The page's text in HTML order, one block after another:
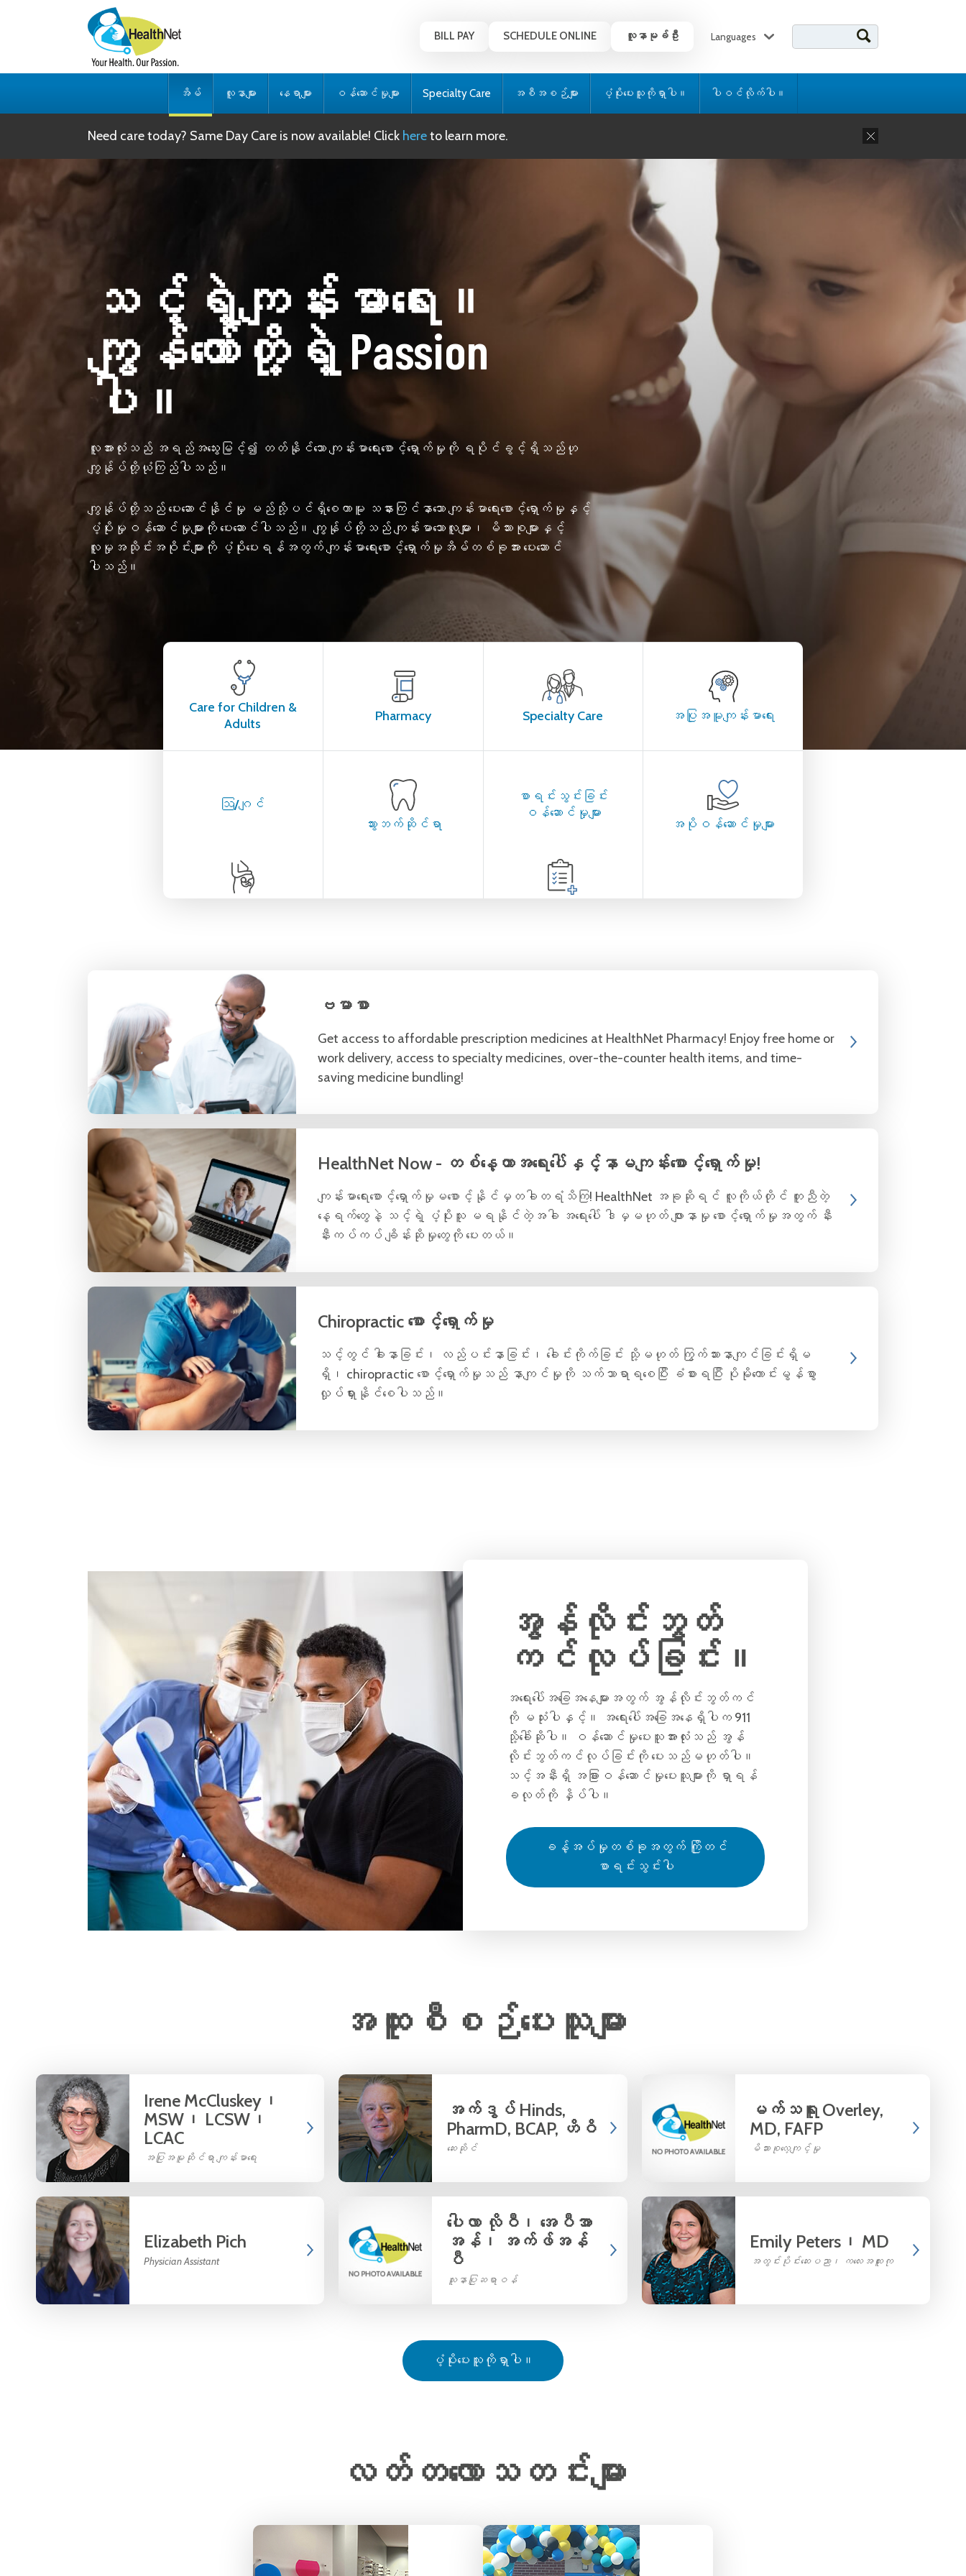
BILL PAY SCHEDULE ONLINE လူနာမုခ်ဦး Languages
Search for:
အိမ် လူနာများ နေရာများ ဝန်ဆောင်မှုများ Specialty Care အစီအစဉ်များ ပံ့ပိုးပေးသူကိုရှာပါ။ ပါဝင်လိုက်ပါ။
Need care today? Same Day Care is now available! Click hereto learn more.
သင့်ရဲ့ကျန်းမာရေး။
ကျွန်တော်တို့ရဲ့ Passion
ပါ။
လူအားလုံးသည် အရည်အသွေးမြင့်၍ တတ်နိုင်သော ကျန်းမာရေးစောင့်ရှောက်မှုကို ရပိုင်ခွင့်ရှိသည်ဟု
ကျွန်ုပ်တို့ယုံကြည်ပါသည်။
ကျွန်ုပ်တို့သည် ပေးဆောင်နိုင်မှု မည်သို့ပင်ရှိစေကာမူ သနားကြင်နာသော ကျန်းမာရေးစောင့်ရှောက်မှုနှင့်
ပံ့ပိုးမှုဝန်ဆောင်မှုများကို ပေးဆောင်ပါသည်။ ကျွန်ုပ်တို့သည် ကျန်းမာသောလူများ၊ မိသားစုများနှင့်
လူမှုအသိုင်းအဝိုင်းများကို ပံ့ပိုးပေးရန်အတွက် ကျန်းမာရေးစောင့်ရှောက်မှုအိမ်တစ်ခုအား ပေးဆောင်
ပါသည်။
Care for Children &
Adults
Pharmacy Specialty Care အပြုအမူကျန်းမာရေး
ဩ/ဂျင်
သွားဘက်ဆိုင်ရာ
စာရင်းသွင်းခြင်း
ဝန်ဆောင်မှုများ
အပိုဝန်ဆောင်မှုများ
ဗမာစာ
Get access to affordable prescription medicines at HealthNet Pharmacy! Enjoy free home or
work delivery, access to specialty medicines, over-the-counter health items, and time-
saving medicine bundling!
HealthNet Now - တစ်နေ့တာအရေးပေါ်နှင့်နာမကျန်းစောင့်ရှောက်မှု!
ကျန်းမာရေးစောင့်ရှောက်မှုမစောင့်နိုင်မှတခါတရံသိကြ! HealthNet အခုဆိုရင် လူကိုယ်တိုင် တူညီတဲ့
နေ့ရက်တွေနဲ့ သင့်ရဲ့ ပံ့ပိုးသူ မရနိုင်တဲ့အခါ အရေးပေါ် ဒါမှမဟုတ် ဖျားနာမှု စောင့်ရှောက်မှုအတွက် နီး
နီးကပ်ကပ် ချိန်းဆိုမှုတွေကို ပေးတယ်။
Chiropractic စောင့်ရှောက်မှု
သင့်တွင် ခါးနာခြင်း၊ လည်ပင်းနာခြင်း၊ ခေါင်းကိုက်ခြင်း သို့မဟုတ် ကြွက်သားနာကျင်ခြင်းရှိမ
ရှိ၊ chiropractic စောင့်ရှောက်မှုသည် နာကျင်မှုကို သက်သာရာရစေပြီး ခံစားရပြီး ပိုမိုကောင်းမွန်စွာ
လှုပ်ရှားနိုင်စေပါသည်။
အွန်လိုင်းဘွတ်
ကင်လုပ်ခြင်း။
အရေးပေါ်အခြေအနေများအတွက် အွန်လိုင်းဘွတ်ကင်
ကို မသုံးပါနှင့်။ အရေးပေါ်အခြေအနေရှိပါက 911
သို့ခေါ်ဆိုပါ။ ဝန်ဆောင်မှုပေးသူအားလုံးသည် အွန်
လိုင်းဘွတ်ကင်လုပ်ခြင်းကို ပေးသည်မဟုတ်ပါ။
သင့်အနီးရှိ အခြားဝန်ဆောင်မှုပေးသူများကို ရှာရန်
ခလုတ်ကို နှိပ်ပါ။
ခန့်အပ်မှုတစ်ခုအတွက် ကြိုတင်
စာရင်းသွင်းပါ
အထူးစီစဉ်ပေးသူများ
Irene McCluskey၊
MSW၊ LCSW၊
LCAC
အပြုအမူဆိုင်ရာ ကျန်းမာရေး
အက်ဒွပ် Hinds,
PharmD, BCAP, ဟိဝိ
ဆေးဆိုင်
မက်သရူး Overley,
MD, FAFP
မိသားစုလေ့ကျင့်မှု
Elizabeth Pich
Physician Assistant
ပေါလာ လိုဝီ၊ အေပီအာ
အန်၊ အက်ဖ်အန်
ပီ
သူနာပြုဆရာဝန်
Emily Peters၊ MD
အတွင်းပိုင်းဆေးပညာ၊ ကလေးအထူးကု
ပံ့ပိုးပေးသူကိုရှာပါ။
လတ်တလောသတင်းများ